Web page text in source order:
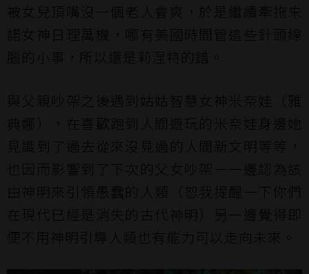
被女兒頂嘴沒一個老人會爽，於是繼續牽拖朱
諾女神日理萬機，哪有美國時間管這些針頭線
腦的小事，所以還是莉涅特的錯。
與父親吵架之後遇到姑姑智慧女神米奈娃（雅
典娜），在喜歡跑到人間遊玩的米奈娃身邊她
見識到了過去從來沒見過的人間新文明等等，
也因而影響到了下次的父女吵架－一邊認為該
由神明來引領愚蠢的人類（恕我提醒一下你們
在現代已經是消失的古代神明）另一邊覺得即
便不用神明引導人類也有能力可以走向未來。